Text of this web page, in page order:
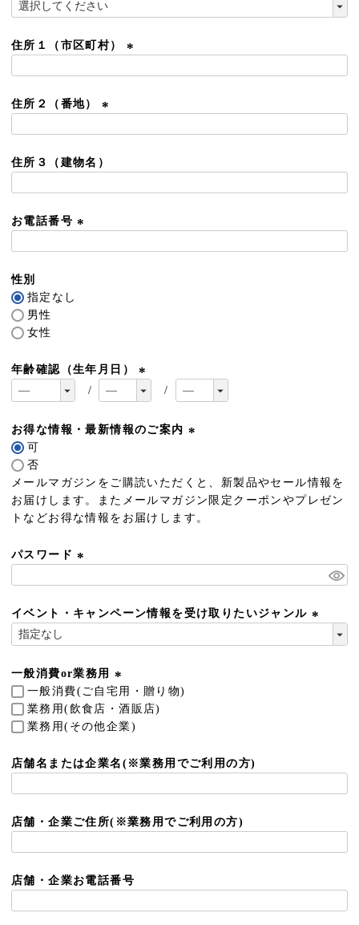
(
須
住所１（市区町村）
住所２（番地）
須
住所３（建物名）
お電話番号
性別
指定なし
男性
女性
年齢確認（生年月日）
(
須
お得な情報・最新情報のご案内
須
)
可
否
メールマガジンをご購読いただくと、新製品やセール情報を
お届けします。またメールマガジン限定クーポンやプレゼン
トなどお得な情報をお届けします。
パスワード
須
イベント・キャンペーン情報を受け取りたいジャンル
一般消費or業務用
(
必
須
一般消費(ご自宅用・贈り物)
業務用(飲食店・酒販店)
業務用(その他企業)
店舗名または企業名(※業務用でご利用の方)
店舗・企業ご住所(※業務用でご利用の方)
店舗・企業お電話番号